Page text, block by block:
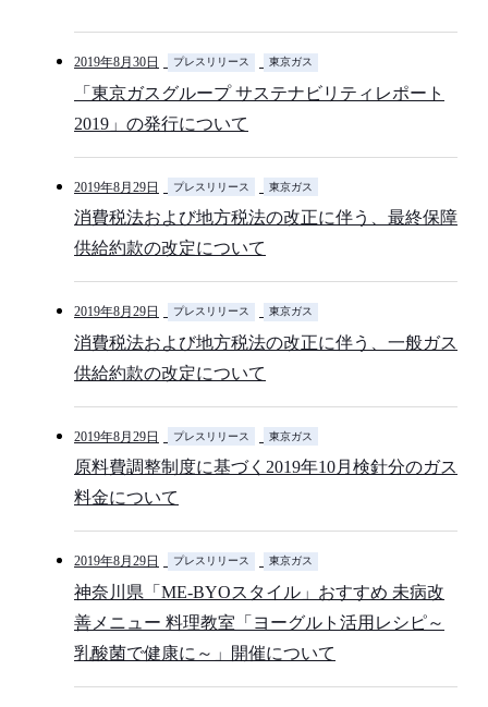
2019年8月30日 プレスリリース 東京ガス
「東京ガスグループ サステナビリティレポート
2019」の発行について
2019年8月29日 プレスリリース 東京ガス
消費税法および地方税法の改正に伴う、最終保障
供給約款の改定について
2019年8月29日 プレスリリース 東京ガス
消費税法および地方税法の改正に伴う、一般ガス
供給約款の改定について
2019年8月29日 プレスリリース 東京ガス
原料費調整制度に基づく2019年10月検針分のガス
料金について
2019年8月29日 プレスリリース 東京ガス
神奈川県「ME-BYOスタイル」おすすめ 未病改
善メニュー 料理教室「ヨーグルト活用レシピ～
乳酸菌で健康に～」開催について